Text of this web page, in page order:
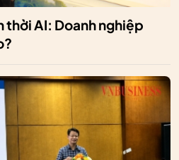
AI: Doanh nghiệp